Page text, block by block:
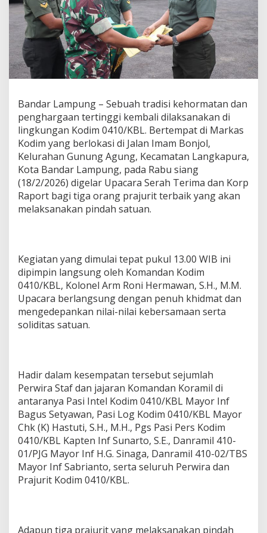
a
c
a
r
a
K
o
r
R
a
o
r
t
,
T
g
j
u
r
i
t
T
e
k
i
b
e
r
i
k
a
n
Bandar Lampung – Sebuah tradisi kehormatan dan
penghargaan tertinggi kembali dilaksanakan di
lingkungan Kodim 0410/KBL. Bertempat di Markas
Kodim yang berlokasi di Jalan Imam Bonjol,
Kelurahan Gunung Agung, Kecamatan Langkapura,
Kota Bandar Lampung, pada Rabu siang
(18/2/2026) digelar Upacara Serah Terima dan Korp
Raport bagi tiga orang prajurit terbaik yang akan
melaksanakan pindah satuan.
Kegiatan yang dimulai tepat pukul 13.00 WIB ini
dipimpin langsung oleh Komandan Kodim
0410/KBL, Kolonel Arm Roni Hermawan, S.H., M.M.
Upacara berlangsung dengan penuh khidmat dan
mengedepankan nilai-nilai kebersamaan serta
soliditas satuan.
Hadir dalam kesempatan tersebut sejumlah
Perwira Staf dan jajaran Komandan Koramil di
antaranya Pasi Intel Kodim 0410/KBL Mayor Inf
Bagus Setyawan, Pasi Log Kodim 0410/KBL Mayor
Chk (K) Hastuti, S.H., M.H., Pgs Pasi Pers Kodim
0410/KBL Kapten Inf Sunarto, S.E., Danramil 410-
01/PJG Mayor Inf H.G. Sinaga, Danramil 410-02/TBS
Mayor Inf Sabrianto, serta seluruh Perwira dan
Prajurit Kodim 0410/KBL.
Adapun tiga prajurit yang melaksanakan pindah